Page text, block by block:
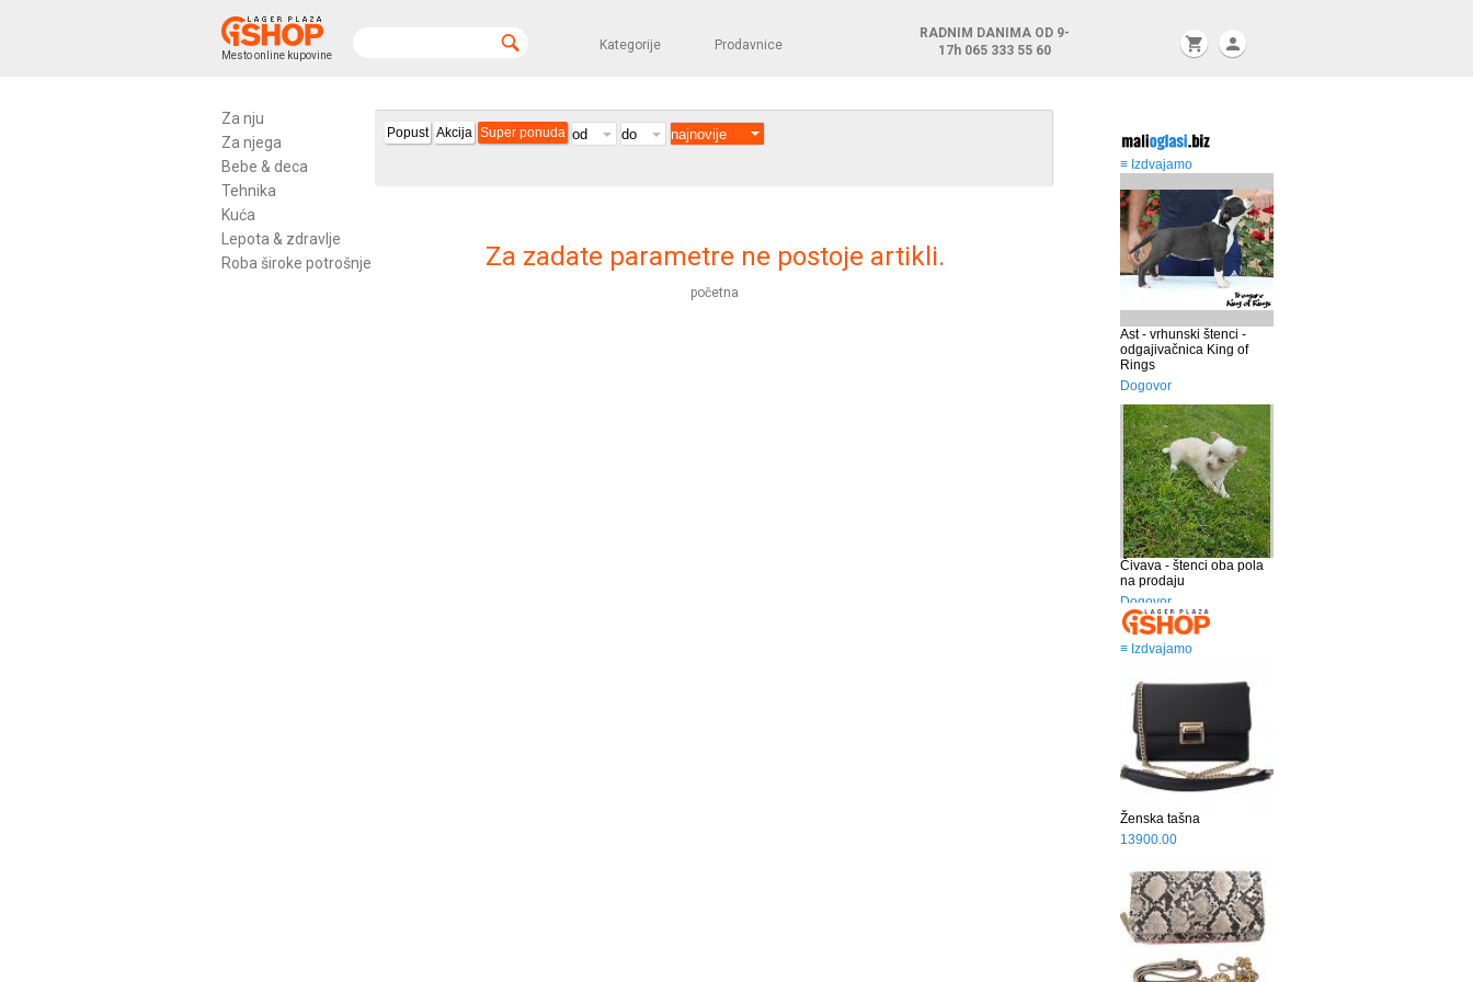
Mesto online kupovine
Kategorije Prodavnice
RADNIM DANIMA OD 9-
17h 065 333 55 60 shopping_cart person
Za nju
Za njega
Bebe & deca
Tehnika
Kuća
Lepota & zdravlje
Roba široke potrošnje
Popust Akcija Super ponuda
Za zadate parametre ne postoje artikli.
početna